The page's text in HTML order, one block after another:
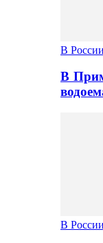
В России
В
В России